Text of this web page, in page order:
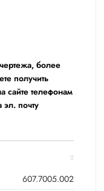
более
получить
сайте телефонам
почту
607.7005.002